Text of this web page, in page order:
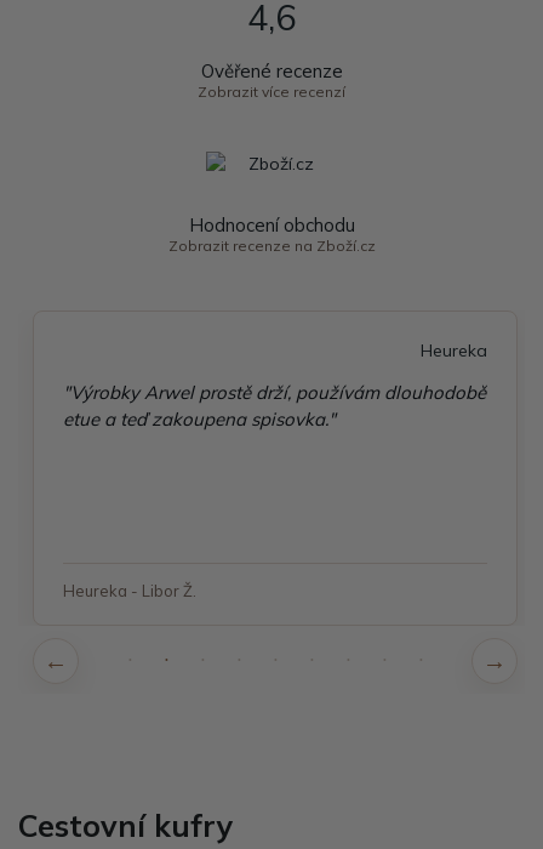
4,6
Ověřené recenze
Zobrazit více recenzí
Hodnocení obchodu
Zobrazit recenze na Zboží.cz
Heureka
"Výrobky Arwel prostě drží, používám dlouhodobě
etue a teď zakoupena spisovka."
Heureka - Libor Ž.
Cestovní kufry